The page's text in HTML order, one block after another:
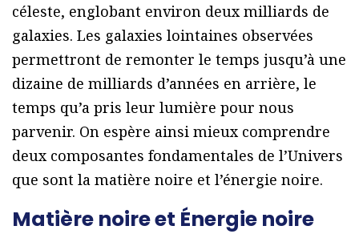
céleste, englobant environ deux milliards de
galaxies. Les galaxies lointaines observées
permettront de remonter le temps jusqu’à une
dizaine de milliards d’années en arrière, le
temps qu’a pris leur lumière pour nous
parvenir. On espère ainsi mieux comprendre
deux composantes fondamentales de l’Univers
que sont la matière noire et l’énergie noire.
Matière noire et Énergie noire